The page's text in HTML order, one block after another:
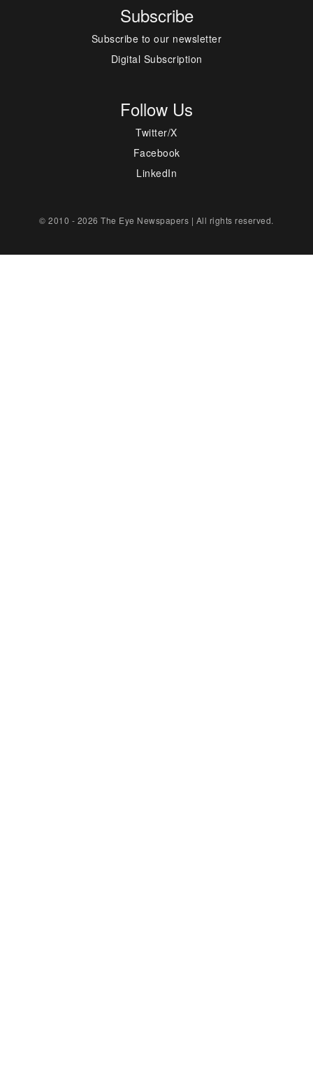
Subscribe
Subscribe to our newsletter
Digital Subscription
Follow Us
Twitter/X
Facebook
LinkedIn
© 2010 - 2026 The Eye Newspapers | All rights reserved.